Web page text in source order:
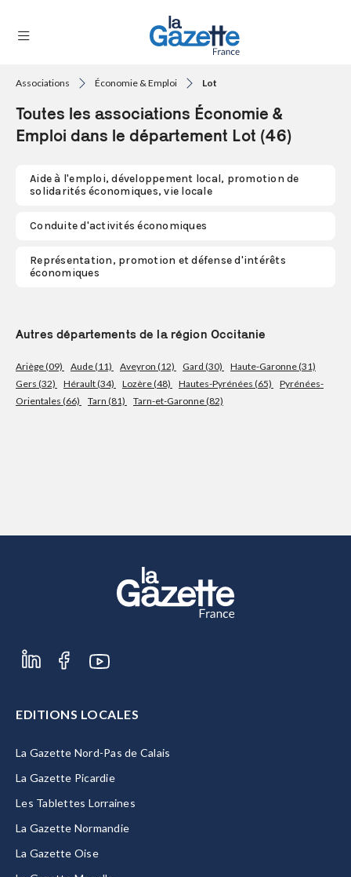
RÉGIONS
GAZETTE
Se
connecter
S'abonner
Associations Économie & Emploi Lot
Toutes les associations Économie &
Emploi dans le département Lot (46)
Aide à l'emploi, développement local, promotion de
solidarités économiques, vie locale
Conduite d'activités économiques
Représentation, promotion et défense d'intérêts
économiques
Autres départements de la région Occitanie
Ariège (09) Aude (11) Aveyron (12) Gard (30)
Haute-Garonne (31)
Gers (32)
Hérault (34) Lozère (48) Hautes-Pyrénées (65)
Pyrénées-
Orientales (66)
Tarn (81) Tarn-et-Garonne (82)
EDITIONS LOCALES
La Gazette Nord-Pas de Calais
La Gazette Picardie
Les Tablettes Lorraines
La Gazette Normandie
La Gazette Oise